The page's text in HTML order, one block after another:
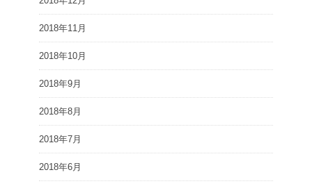
2018年11月
2018年10月
2018年9月
2018年8月
2018年7月
2018年6月